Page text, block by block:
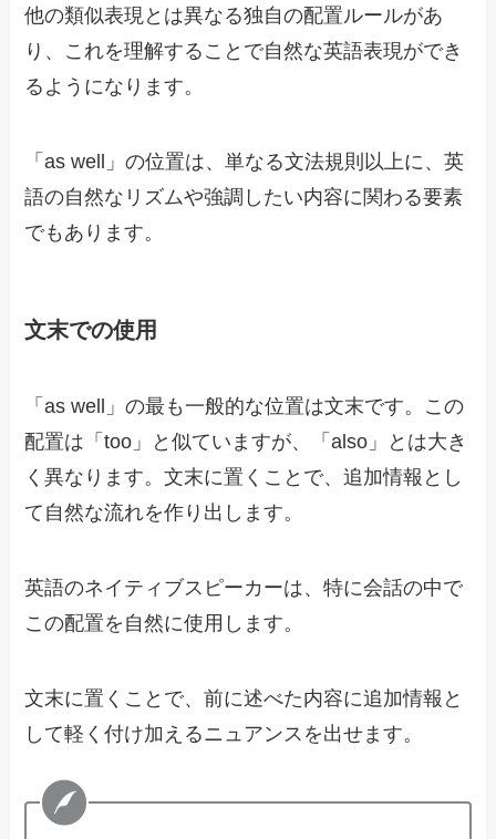
他の類似表現とは異なる独自の配置ルールがあ
り、これを理解することで自然な英語表現ができ
るようになります。
「as well」の位置は、単なる文法規則以上に、英
語の自然なリズムや強調したい内容に関わる要素
でもあります。
文末での使用
「as well」の最も一般的な位置は文末です。この
配置は「too」と似ていますが、「also」とは大き
く異なります。文末に置くことで、追加情報とし
て自然な流れを作り出します。
英語のネイティブスピーカーは、特に会話の中で
この配置を自然に使用します。
文末に置くことで、前に述べた内容に追加情報と
して軽く付け加えるニュアンスを出せます。